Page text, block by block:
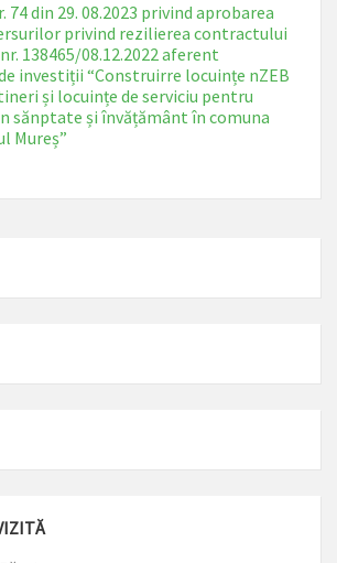
74 din 29. 08.2023 privind aprobarea
privind rezilierea contractului
138465/08.12.2022 aferent
investiții “Construirre locuințe nZEB
și locuințe de serviciu pentru
sănptate și învățământ în comuna
Mureș”